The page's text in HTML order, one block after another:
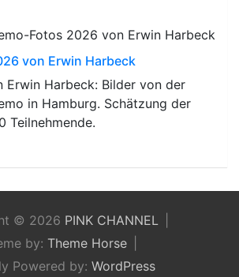
von Erwin Harbeck
Erwin Harbeck: Bilder von der
in Hamburg. Schätzung der
Teilnehmende.
© 2026 PINK CHANNEL
by: Theme Horse
Powered by: WordPress